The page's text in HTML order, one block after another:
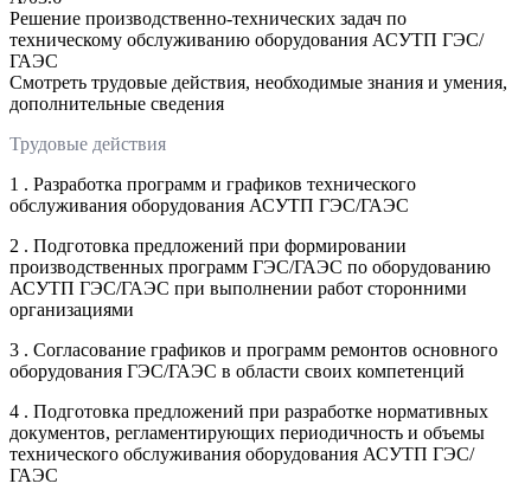
Решение производственно-технических задач по
техническому обслуживанию оборудования АСУТП ГЭС/
ГАЭС
Смотреть трудовые действия, необходимые знания и умения,
дополнительные сведения
Трудовые действия
1 . Разработка программ и графиков технического
обслуживания оборудования АСУТП ГЭС/ГАЭС
2 . Подготовка предложений при формировании
производственных программ ГЭС/ГАЭС по оборудованию
АСУТП ГЭС/ГАЭС при выполнении работ сторонними
организациями
3 . Согласование графиков и программ ремонтов основного
оборудования ГЭС/ГАЭС в области своих компетенций
4 . Подготовка предложений при разработке нормативных
документов, регламентирующих периодичность и объемы
технического обслуживания оборудования АСУТП ГЭС/
ГАЭС